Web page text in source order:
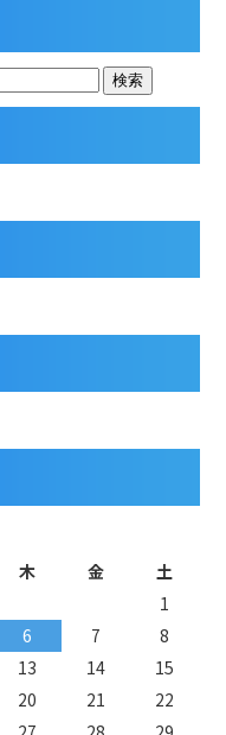
木 金
土
1
6 7
8
13 14
15
20 21
22